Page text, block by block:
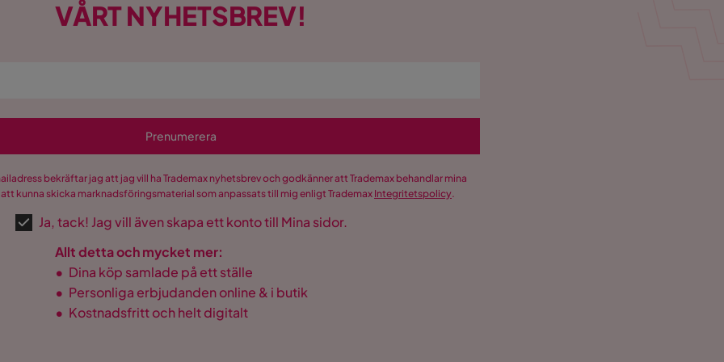
VÅRT NYHETSBREV!
Prenumerera
bekräftar jag att jag vill ha Trademax nyhetsbrev och godkänner att Trademax behandlar mina
kunna skicka marknadsföringsmaterial som anpassats till mig enligt Trademax Integritetspolicy.
Ja, tack! Jag vill även skapa ett konto till Mina sidor.
Allt detta och mycket mer:
• Dina köp samlade på ett ställe
• Personliga erbjudanden online & i butik
• Kostnadsfritt och helt digitalt